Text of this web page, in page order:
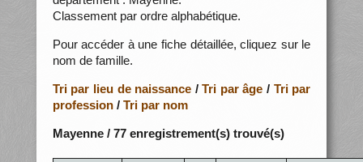
Classement par ordre alphabétique.
Pour accéder à une fiche détaillée, cliquez sur le
nom de famille.
Tri par lieu de naissance /Tri par âge / Tri par
profession/ Tri par nom
Mayenne / 77 enregistrement(s) trouvé(s)